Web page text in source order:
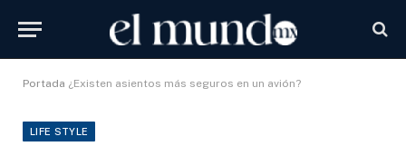
Portada ¿Existen asientos más seguros en un avión?
LIFE STYLE